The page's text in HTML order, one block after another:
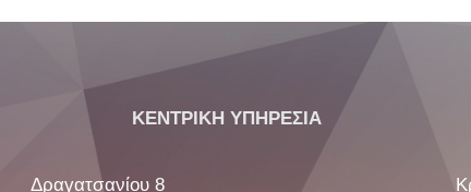
ΚΕΝΤΡΙΚΗ ΥΠΗΡΕΣΙΑ
Δραγατσανίου 8